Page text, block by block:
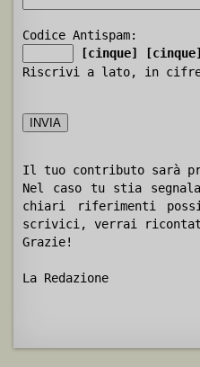
Codice Antispam:
[cinque]
[cinque]
Riscrivi a lato, in
Il tuo contributo sarà
Nel caso tu stia
chiari riferimenti
scrivici, verrai
Grazie!
La Redazione